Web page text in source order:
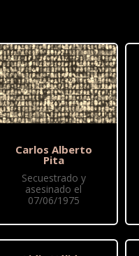
Carlos Alberto
Pita
Secuestrado y
asesinado el
07/06/1975